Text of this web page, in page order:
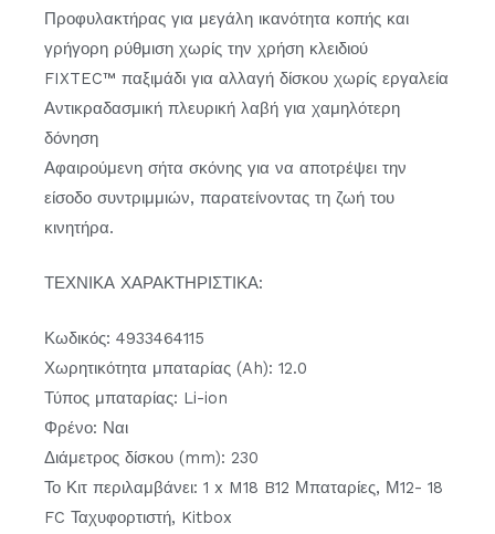
Προφυλακτήρας για μεγάλη ικανότητα κοπής και
γρήγορη ρύθμιση χωρίς την χρήση κλειδιού
FIXTEC™ παξιμάδι για αλλαγή δίσκου χωρίς εργαλεία
Αντικραδασμική πλευρική λαβή για χαμηλότερη
δόνηση
Αφαιρούμενη σήτα σκόνης για να αποτρέψει την
είσοδο συντριμμιών, παρατείνοντας τη ζωή του
κινητήρα.
ΤΕΧΝΙΚΑ ΧΑΡΑΚΤΗΡΙΣΤΙΚΑ:
Κωδικός: 4933464115
Χωρητικότητα μπαταρίας (Ah): 12.0
Τύπος μπαταρίας: Li-ion
Φρένο: Ναι
Διάμετρος δίσκου (mm): 230
Το Κιτ περιλαμβάνει: 1 x M18 B12 Μπαταρίες, Μ12- 18
FC Ταχυφορτιστή, Kitbox